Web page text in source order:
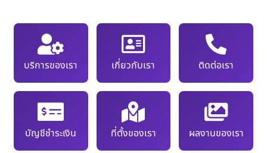
บริการของเรา เกี่ยวกับเรา ติดต่อเรา
บัญชีชำระเงิน ที่ตั้งของเรา ผลงานของเรา